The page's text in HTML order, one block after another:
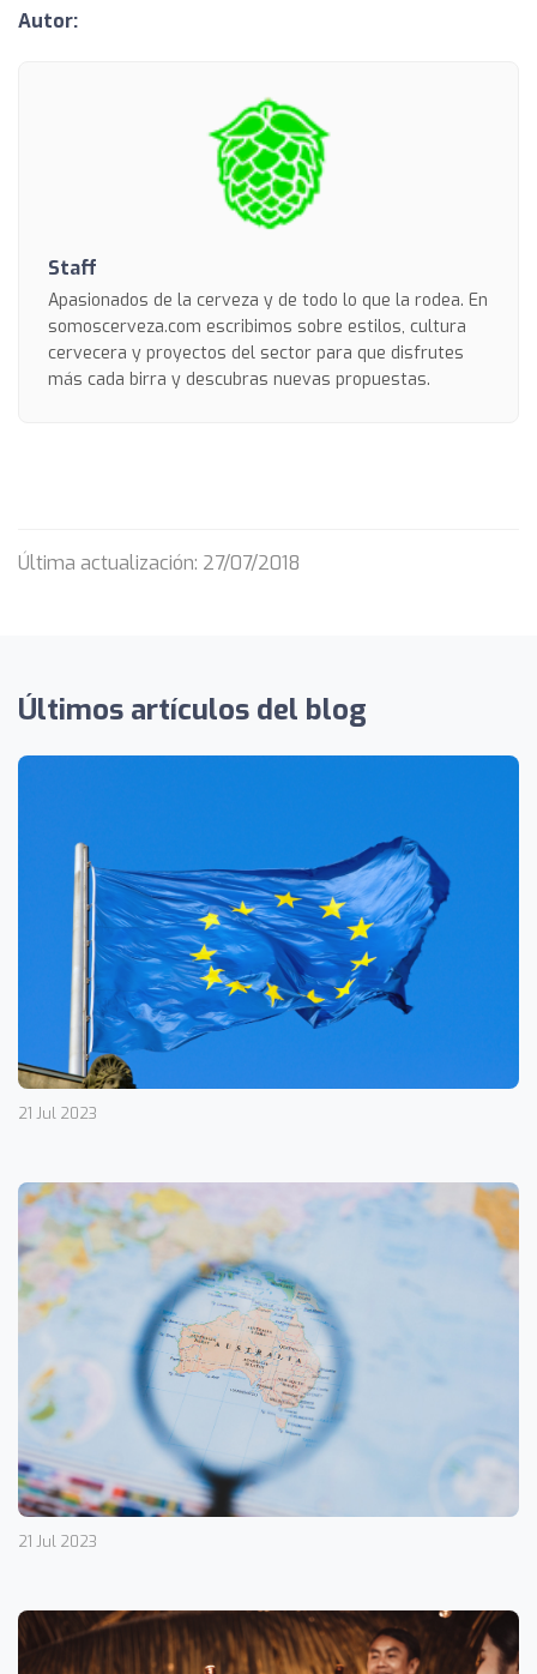
Autor:
Staff
Apasionados de la cerveza y de todo lo que la rodea. En
somoscerveza.com escribimos sobre estilos, cultura
cervecera y proyectos del sector para que disfrutes
más cada birra y descubras nuevas propuestas.
Última actualización: 27/07/2018
Últimos artículos del blog
21 Jul 2023
21 Jul 2023